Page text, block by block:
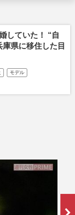
していた！ “自
県に移住した目
モデル